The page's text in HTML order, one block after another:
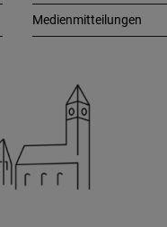
Medienmitteilungen